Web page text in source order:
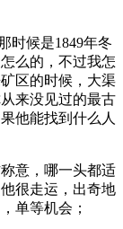
时候是1849年冬
么的，不过我怎
区的时候，大渠
来没见过的最古
他能找到什么人
意，哪一头都适
很走运，出奇地
单等机会；